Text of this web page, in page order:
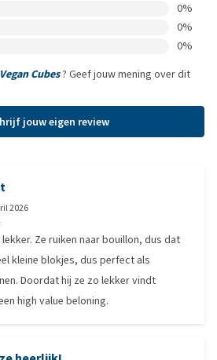
0%
0%
0%
Cubes? Geef jouw mening over dit
jouw eigen review
2026
Ze ruiken naar bouillon, dus dat
kleine blokjes, dus perfect als
Doordat hij ze zo lekker vindt
high value beloning.